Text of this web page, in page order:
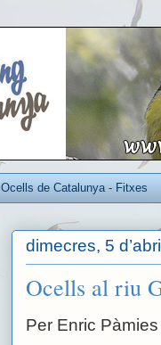
Ocells de Catalunya - Fitxes
dimecres, 5
Ocells al riu
Per Enric Pàmies